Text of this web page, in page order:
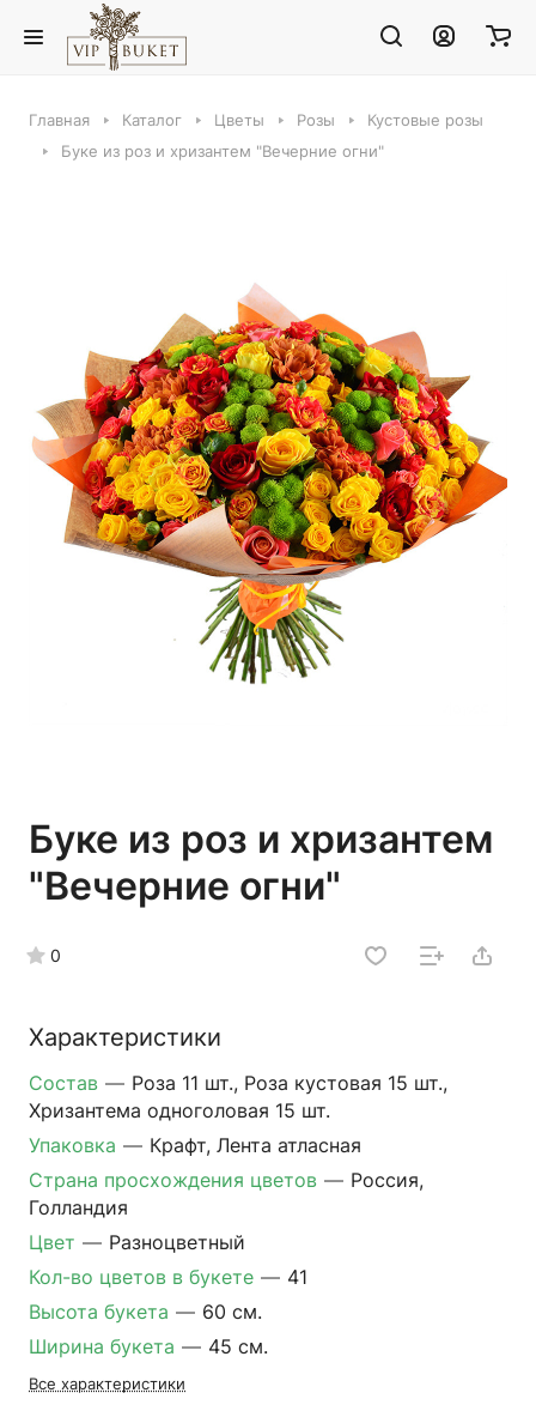
Главная Каталог Цветы Розы
Кустовые розы
Буке из роз и хризантем "Вечерние огни"
Буке из роз и хризантем
"Вечерние огни"
0
Характеристики
Состав — Роза 11 шт., Роза кустовая 15 шт.,
Хризантема одноголовая 15 шт.
Упаковка — Крафт, Лента атласная
Страна просхождения цветов — Россия,
Голландия
Цвет — Разноцветный
Кол-во цветов в букете — 41
Высота букета — 60 см.
Ширина букета — 45 см.
Все характеристики